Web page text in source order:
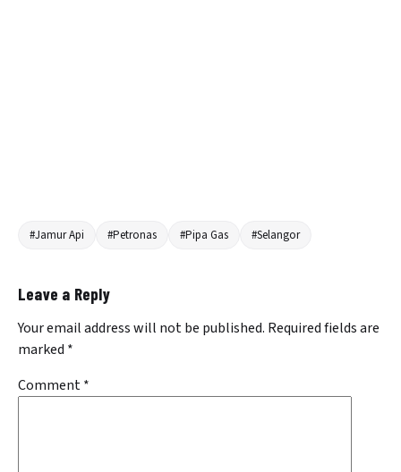
#Jamur Api #Petronas #Pipa Gas #Selangor
Leave a Reply
Your email address will not be published. Required fields are
marked *
Comment*